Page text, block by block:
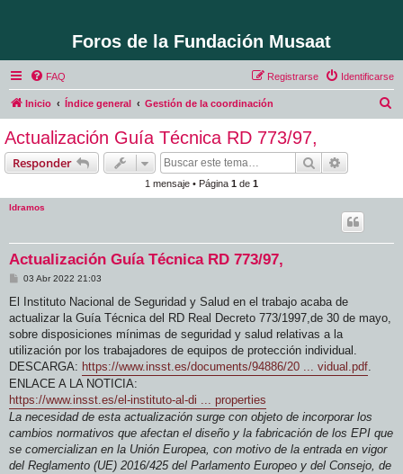
Foros de la Fundación Musaat
FAQ Identificarse
Registrarse
Inicio Índice general Gestión de la coordinación
Actualización Guía Técnica RD 773/97,
Responder Buscar
1 mensaje • Página 1 de 1
ldramos
Actualización Guía Técnica RD 773/97,
M
n
a
j
03 Abr 2022 21:03
El Instituto Nacional de Seguridad y Salud en el trabajo acaba de
actualizar la Guía Técnica del RD Real Decreto 773/1997,de 30 de mayo,
sobre disposiciones mínimas de seguridad y salud relativas a la
utilización por los trabajadores de equipos de protección individual.
DESCARGA: https://www.insst.es/documents/94886/20 ... vidual.pdf.
ENLACE A LA NOTICIA:
https://www.insst.es/el-instituto-al-di ... properties
La necesidad de esta actualización surge con objeto de incorporar los
cambios normativos que afectan el diseño y la fabricación de los EPI que
se comercializan en la Unión Europea, con motivo de la entrada en vigor
del Reglamento (UE) 2016/425 del Parlamento Europeo y del Consejo, de